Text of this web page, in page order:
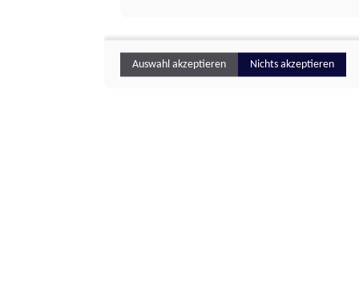
Auswahl akzeptieren Nichts akzeptieren